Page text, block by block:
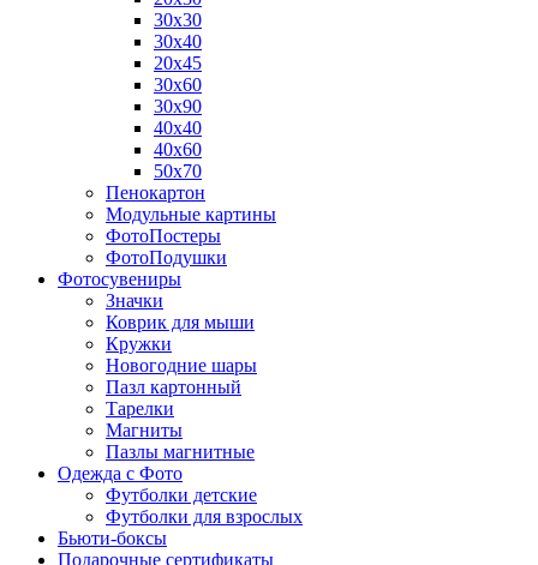
30х30
30х40
20х45
30х60
30х90
40х40
40х60
50х70
Пенокартон
Модульные картины
ФотоПостеры
ФотоПодушки
Фотоcувениры
Значки
Коврик для мыши
Кружки
Новогодние шары
Пазл картонный
Тарелки
Магниты
Пазлы магнитные
Одежда с Фото
Футболки детские
Футболки для взрослых
Бьюти-боксы
Подарочные сертификаты